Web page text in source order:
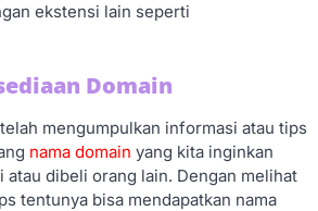
ekstensi lain seperti
Domain
mengumpulkan informasi atau tips
nama domain yang kita inginkan
atau dibeli orang lain. Dengan melihat
tentunya bisa mendapatkan nama